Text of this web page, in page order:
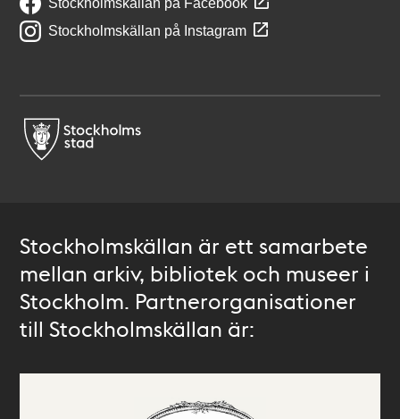
Stockholmskällan på Facebook
Stockholmskällan på Instagram
Stockholmskällan är ett samarbete
mellan arkiv, bibliotek och museer i
Stockholm. Partnerorganisationer
till Stockholmskällan är: